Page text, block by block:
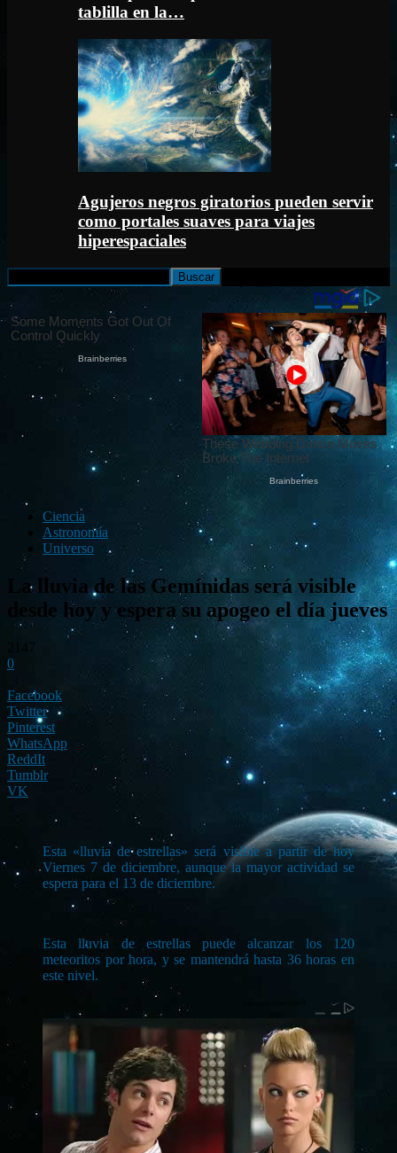
tablilla en la…
Agujeros negros giratorios pueden servir
como portales suaves para viajes
hiperespaciales
Ciencia
Astronomía
Universo
La lluvia de las Gemínidas será visible
desde hoy y espera su apogeo el día jueves
0
Facebook
Twitter
Pinterest
WhatsApp
ReddIt
Tumblr
VK
Esta «lluvia de estrellas» será visible a partir de hoy
Viernes 7 de diciembre, aunque la mayor actividad se
espera para el 13 de diciembre.
Esta lluvia de estrellas puede alcanzar los 120
meteoritos por hora, y se mantendrá hasta 36 horas en
este nivel.